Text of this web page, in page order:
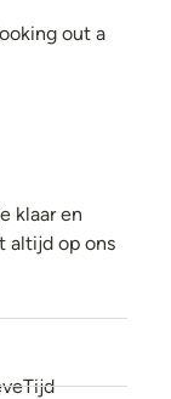
klaar en
altijd op ons